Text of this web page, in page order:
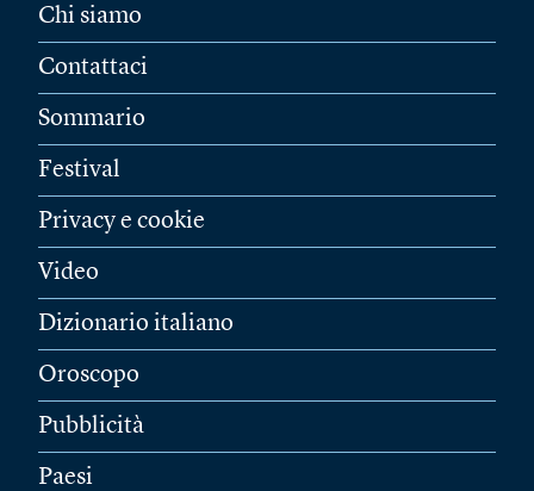
Chi siamo
Contattaci
Sommario
Festival
Privacy e cookie
Video
Dizionario italiano
Oroscopo
Pubblicità
Paesi